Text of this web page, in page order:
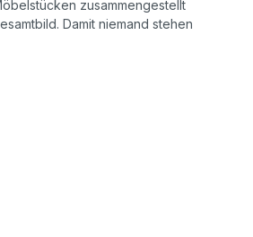
zusammengestellt
Damit niemand stehen